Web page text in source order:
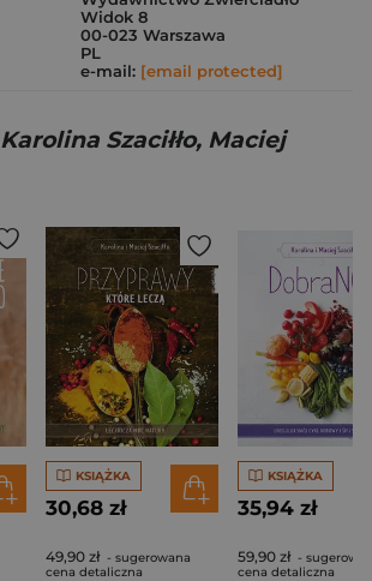
Widok 8
00-023 Warszawa
PL
e-mail: [email protected]
Karolina Szaciłło, Maciej
KSIĄŻKA
30,68 zł
49,90 zł - sugerowana
cena detaliczna
KSIĄŻKA
35,94 zł
59,90 zł -
cena detaliczna